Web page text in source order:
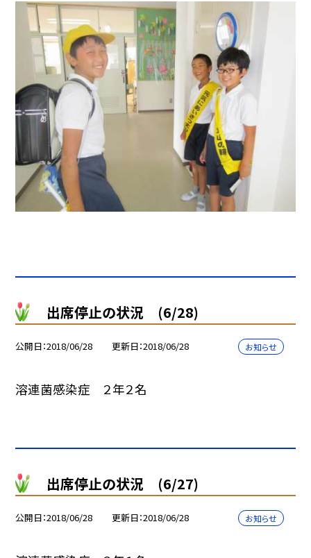
出席停止の状況 (6/28)
公開日 2018/06/28 更新日 2018/06/28 お知らせ
溶連菌感染症 ２年２名
出席停止の状況 (6/27)
公開日 2018/06/28 更新日 2018/06/28 お知らせ